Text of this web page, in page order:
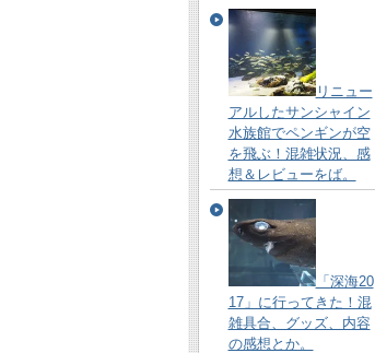
リニュー
アルしたサンシャイン
水族館でペンギンが空
を飛ぶ！混雑状況、感
想＆レビューをば。
「深海20
17」に行ってきた！混
雑具合、グッズ、内容
の感想とか。